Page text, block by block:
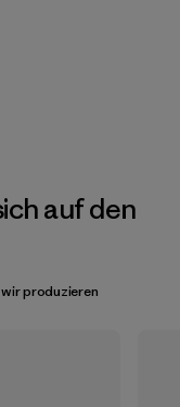
auf den
produzieren